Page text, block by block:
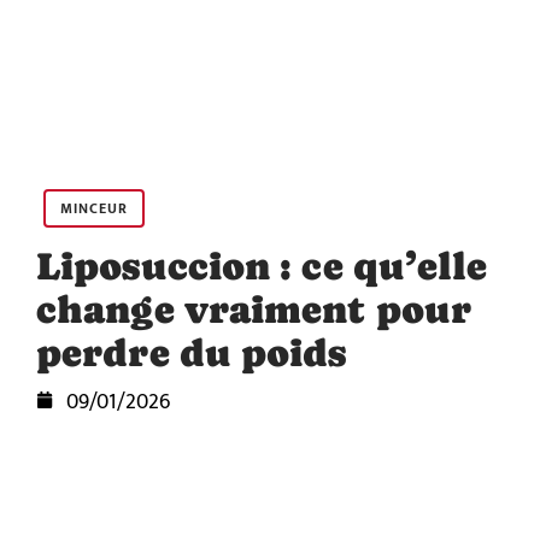
MINCEUR
Liposuccion : ce qu’elle
change vraiment pour
perdre du poids
09/01/2026